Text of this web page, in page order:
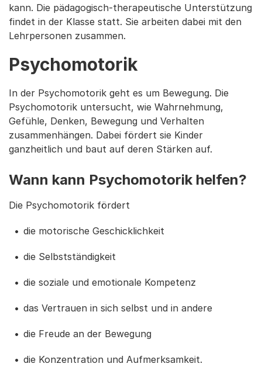
kann. Die pädagogisch-therapeutische Unterstützung
findet in der Klasse statt. Sie arbeiten dabei mit den
Lehrpersonen zusammen.
Psychomotorik
In der Psychomotorik geht es um Bewegung. Die
Psychomotorik untersucht, wie Wahrnehmung,
Gefühle, Denken, Bewegung und Verhalten
zusammenhängen. Dabei fördert sie Kinder
ganzheitlich und baut auf deren Stärken auf.
Wann kann Psychomotorik helfen?
Die Psychomotorik fördert
die motorische Geschicklichkeit
die Selbstständigkeit
die soziale und emotionale Kompetenz
das Vertrauen in sich selbst und in andere
die Freude an der Bewegung
die Konzentration und Aufmerksamkeit.